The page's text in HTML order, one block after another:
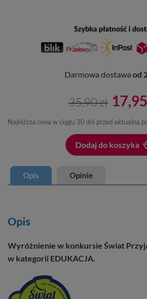
Darmowa dostawa od
35,90 zł
Najniższa cena w ciągu 30 dni przed aktualną
Dodaj do koszyka
Opis Opinie
Opis
Wyróżnienie w konkursie Świat
w kategorii EDUKACJA.